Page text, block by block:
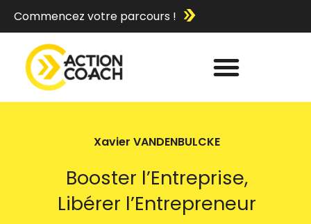
Commencez votre parcours !
Xavier VANDENBULCKE
Booster l’Entreprise,
Libérer l’Entrepreneur